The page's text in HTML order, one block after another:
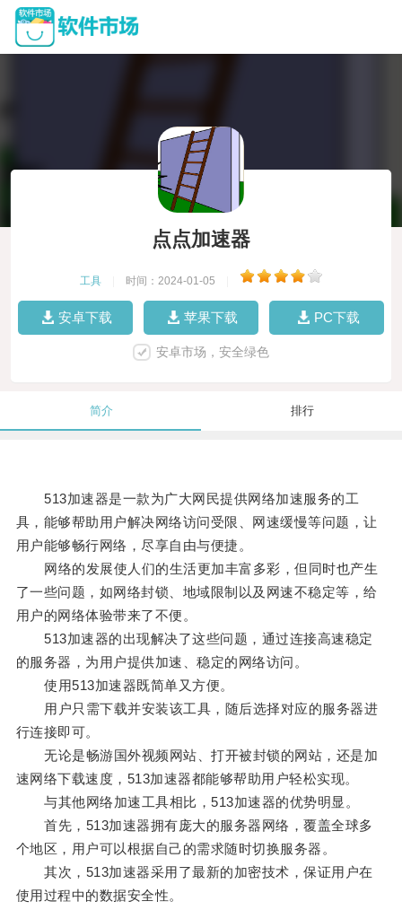
点点加速器
工具 时间：2024-01-05
安卓下载 苹果下载 PC下载
安卓市场，安全绿色
简介 排行
513加速器是一款为广大网民提供网络加速服务的工
具，能够帮助用户解决网络访问受限、网速缓慢等问题，让
用户能够畅行网络，尽享自由与便捷。
网络的发展使人们的生活更加丰富多彩，但同时也产生
了一些问题，如网络封锁、地域限制以及网速不稳定等，给
用户的网络体验带来了不便。
513加速器的出现解决了这些问题，通过连接高速稳定
的服务器，为用户提供加速、稳定的网络访问。
使用513加速器既简单又方便。
用户只需下载并安装该工具，随后选择对应的服务器进
行连接即可。
无论是畅游国外视频网站、打开被封锁的网站，还是加
速网络下载速度，513加速器都能够帮助用户轻松实现。
与其他网络加速工具相比，513加速器的优势明显。
首先，513加速器拥有庞大的服务器网络，覆盖全球多
个地区，用户可以根据自己的需求随时切换服务器。
其次，513加速器采用了最新的加密技术，保证用户在
使用过程中的数据安全性。